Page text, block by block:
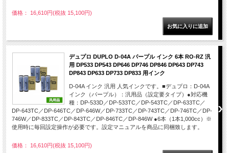
価格： 16,610円(税抜 15,100円)
デュプロ DUPLO D-04A パープル インク 6本 RO-RZ 汎
用 DP533 DP543 DP646 DP746 DP846 DP643 DP743
DP843 DP633 DP733 DP833 用インク
D-04A インク 汎用 人気インクです。■デュプロ：D-04A
インク（パープル）：汎用品（設定要タイプ）●対応機
種：DP-533D／DP-533TC／DP-543TC／DP-633TC／
DP-643TC／DP-646TC／DP-646W／DP-733TC／DP-743TC／DP-746TC／DP-
746W／DP-833TC／DP-843TC／DP-846TC／DP-846W ●6本（1本1,000cc）※
使用時に毎回設定操作が必要です。設定マニュアルを商品に同梱致します。
価格： 16,610円(税抜 15,100円)